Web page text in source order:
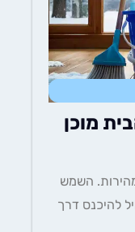
דרך